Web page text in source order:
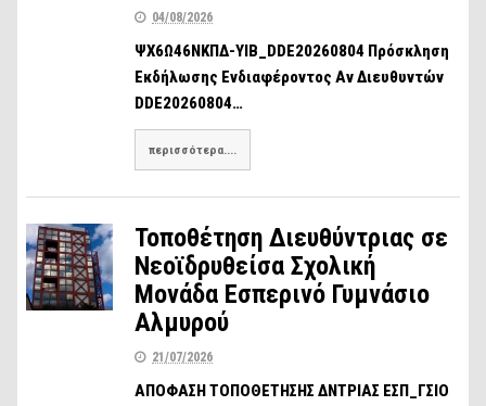
04/08/2026
ΨΧ6Ω46ΝΚΠΔ-ΥΙΒ_DDE20260804 Πρόσκληση
Εκδήλωσης Ενδιαφέροντος Αν Διευθυντών
DDE20260804…
περισσότερα....
Τοποθέτηση Διευθύντριας σε
Νεοϊδρυθείσα Σχολική
Μονάδα Εσπερινό Γυμνάσιο
Αλμυρού
21/07/2026
ΑΠΟΦΑΣΗ ΤΟΠΟΘΕΤΗΣΗΣ ΔΝΤΡΙΑΣ ΕΣΠ_ΓΣΙΟ